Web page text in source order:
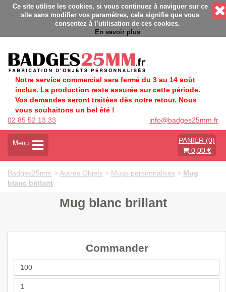
- Fabrication Française éco-responsable - Délais rapides
Ce site utilise les cookies, si vous continuez à naviguer sur ce
site sans modifier vos paramètres, cela signifie que vous
consentez à l’utilisation de ces cookies.
En savoir plus
Notre service commercial sera fermé du 3 au 14 août
inclus. La production reste assurée sur cette période.
Vos demandes seront traitées dès notre retour. Nous
vous souhaitons un bel été !
02 85 52 13 33
info@badges25mm.fr
A
t
v
e
a
g
t
Menu
PANIER (0)
0,00 €
Badges25mm > Autres Objets > Mugs personnalisés > Mug
blanc brillant
Mug blanc brillant
Commander